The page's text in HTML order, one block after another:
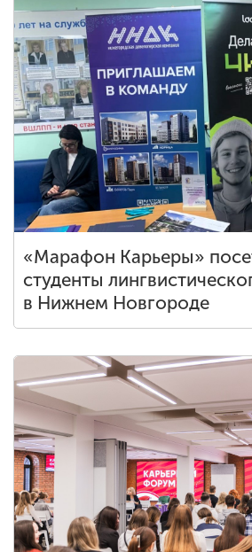
«Марафон Карьеры»
студенты
в Нижнем Новгороде